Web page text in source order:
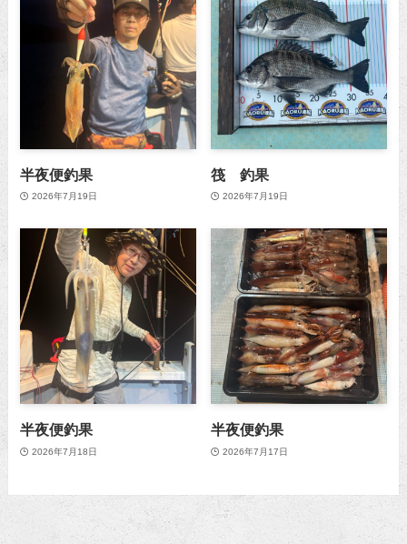
半夜便釣果
2026年7月19日
筏 釣果
2026年7月19日
半夜便釣果
2026年7月18日
半夜便釣果
2026年7月17日